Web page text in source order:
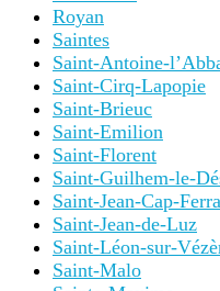
Royan
Saintes
Saint-Antoine-
Saint-Cirq-Lapopie
Saint-Brieuc
Saint-Emilion
Saint-Florent
Saint-Guilhem-le-
Saint-Jean-Cap-
Saint-Jean-de-Luz
Saint-Léon-sur-
Saint-Malo